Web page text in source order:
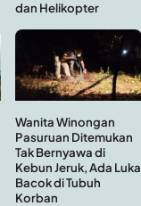
dan Helikopter
Wanita Winongan
Pasuruan Ditemukan
Tak Bernyawa di
Kebun Jeruk, Ada Luka
Bacok di Tubuh
Korban